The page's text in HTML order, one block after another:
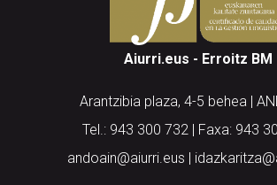
Aiurri.eus - Erroitz BM
Arantzibia plaza, 4-5 behea |
Tel.: 943 300 732 | Faxa: 943
andoain@aiurri.eus |